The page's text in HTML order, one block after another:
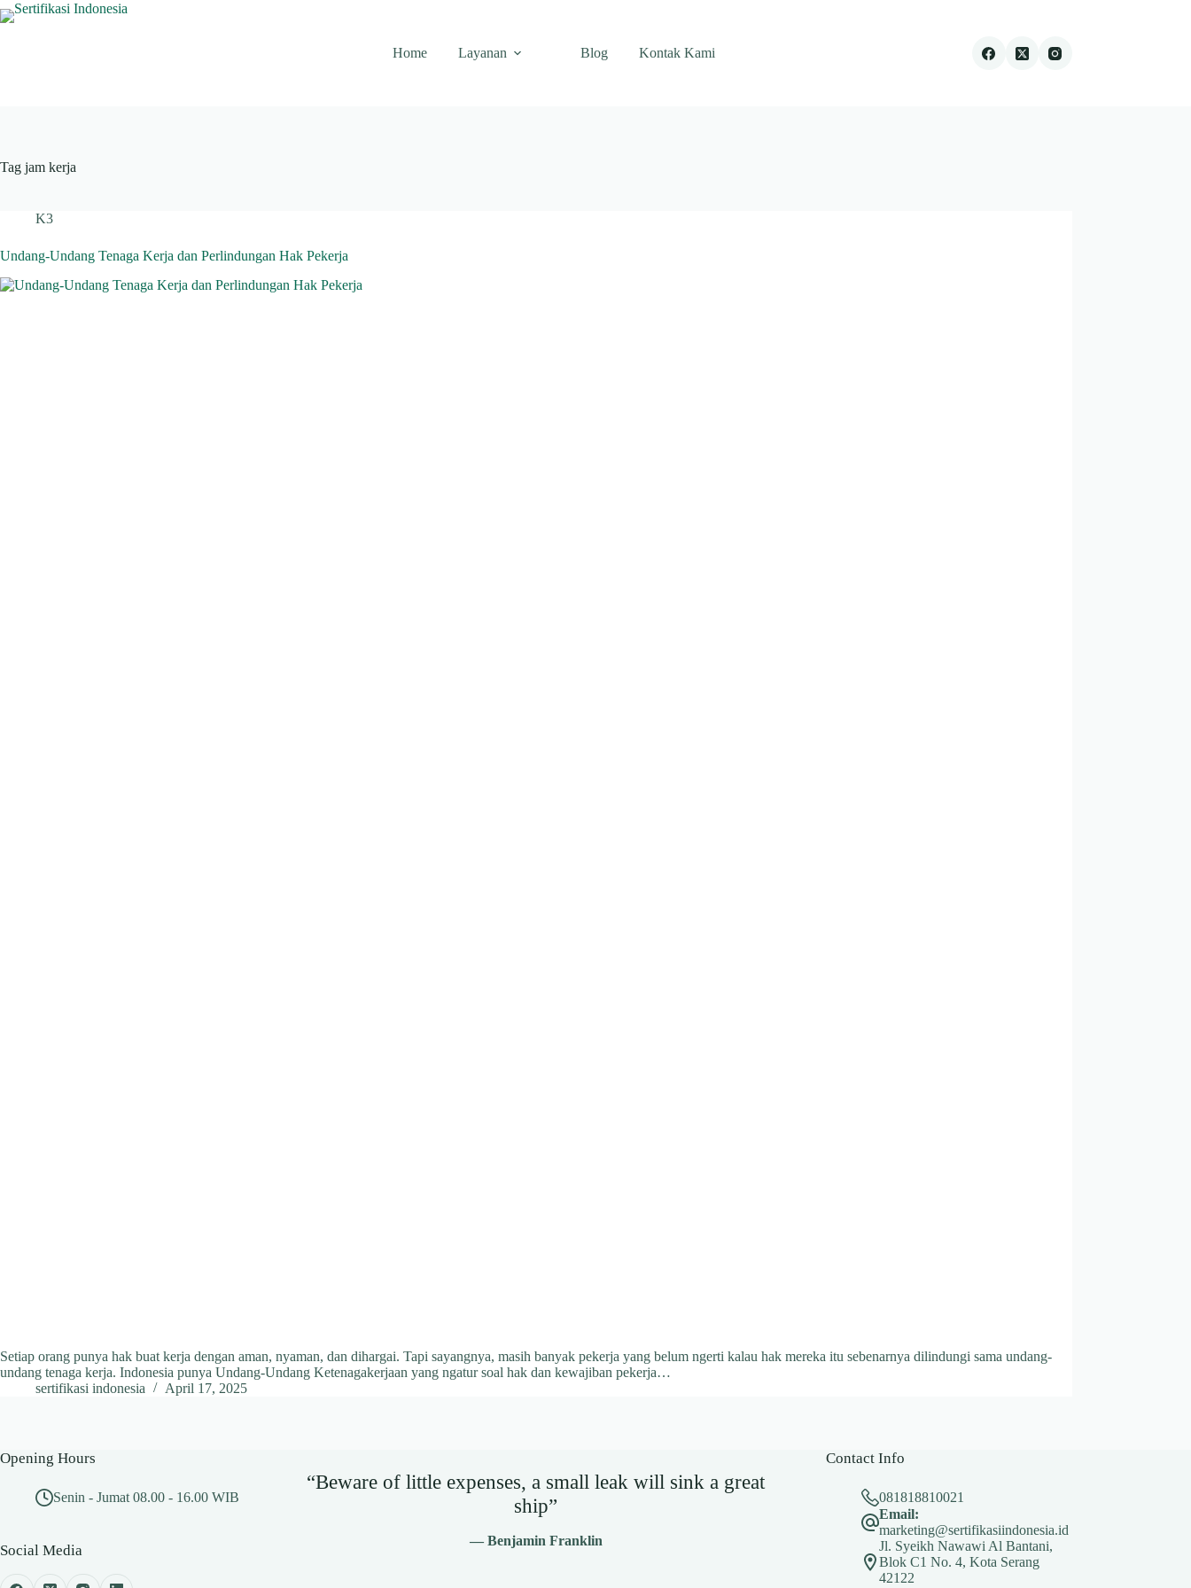
Skip
to
Home
Layanan Blog Kontak Kami
Tag jam kerja
K3
Undang-Undang Tenaga Kerja dan Perlindungan Hak Pekerja
Setiap orang punya hak buat kerja dengan aman, nyaman, dan dihargai. Tapi sayangnya, masih banyak pekerja yang belum ngerti kalau hak mereka itu sebenarnya dilindungi sama undang-
undang tenaga kerja. Indonesia punya Undang-Undang Ketenagakerjaan yang ngatur soal hak dan kewajiban pekerja…
sertifikasi indonesia
April 17, 2025
Opening Hours
Senin - Jumat 08.00 - 16.00 WIB
Social Media
“Beware of little expenses, a small leak will sink a great
ship”
— Benjamin Franklin
Contact Info
081818810021
Email:
marketing@sertifikasiindonesia.id
Jl. Syeikh Nawawi Al Bantani,
Blok C1 No. 4, Kota Serang
42122